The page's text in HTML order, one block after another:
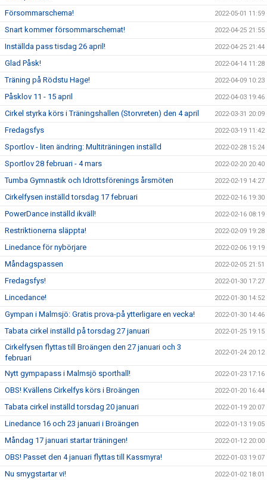
Försommarschema! 2022-05-01 11:59
Snart kommer försommarschemat! 2022-04-25 21:55
Inställda pass tisdag 26 april! 2022-04-25 21:44
Glad Påsk! 2022-04-14 11:28
Träning på Rödstu Hage! 2022-04-09 10:23
Påsklov 11 - 15 april 2022-04-03 19:46
Cirkel styrka körs i Träningshallen (Storvreten) den 4 april 2022-03-31 20:09
Fredagsfys 2022-03-19 11:42
Sportlov - liten ändring: Multiträningen inställd 2022-02-28 15:24
Sportlov 28 februari - 4 mars 2022-02-20 20:40
Tumba Gymnastik och Idrottsförenings årsmöten 2022-02-19 14:27
Cirkelfysen inställd torsdag 17 februari 2022-02-16 19:30
PowerDance inställd ikväll! 2022-02-16 08:19
Restriktionerna släppta! 2022-02-09 19:28
Linedance för nybörjare 2022-02-06 19:19
Måndagspassen 2022-02-05 21:51
Fredagsfys! 2022-01-30 17:27
Lincedance! 2022-01-30 14:52
Gympan i Malmsjö: Gratis prova-på ytterligare en vecka! 2022-01-30 14:46
Tabata cirkel inställd på torsdag 27 januari 2022-01-25 19:15
Cirkelfysen flyttas till Broängen den 27 januari och 3
februari
2022-01-24 20:12
Nytt gympapass i Malmsjö sporthall! 2022-01-23 17:16
OBS! Kvällens Cirkelfys körs i Broängen 2022-01-20 16:44
Tabata cirkel inställd torsdag 20 januari 2022-01-19 20:07
Linedance 16 och 23 januari i Broängen 2022-01-13 19:05
Måndag 17 januari startar träningen! 2022-01-12 20:00
OBS! Passet den 4 januari flyttas till Kassmyra! 2022-01-03 19:07
Nu smygstartar vi! 2022-01-02 18:01